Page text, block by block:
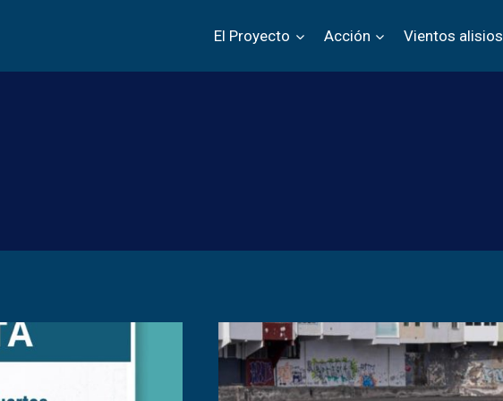
El Proyecto Acción Vientos alisios